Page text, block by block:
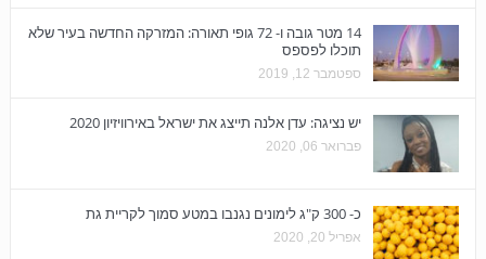
14 מטר גובה ו- 72 גופי תאורה: המזרקה החדשה בעיר שלא
תוכלו לפספס
ספטמבר 12, 2019
יש נציגה: עדן אלנה תייצג את ישראל באירוויזיון 2020
פברואר 06, 2020
כ- 300 ק"ג לימונים נגנבו במטע סמוך לקריית גת
אפריל 20, 2020